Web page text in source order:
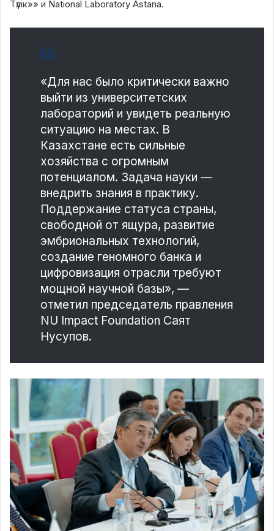
Түлік»» и National Laboratory Astana.
«Для нас было критически важно
выйти из университетских
лабораторий и увидеть реальную
ситуацию на местах. В
Казахстане есть сильные
хозяйства с огромным
потенциалом. Задача науки —
внедрить знания в практику.
Поддержание статуса страны,
свободной от ящура, развитие
эмбриональных технологий,
создание геномного банка и
цифровизация отрасли требуют
мощной научной базы», —
отметил председатель правления
NU Impact Foundation Саят
Нусупов.